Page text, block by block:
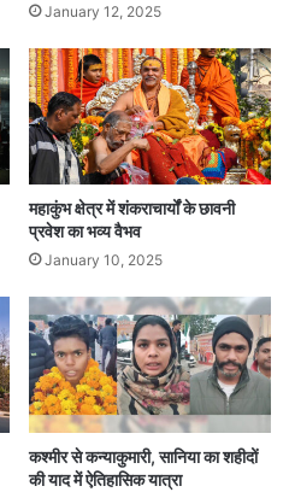
January 12, 2025
महाकुंभ क्षेत्र में शंकराचार्यों के छावनी
प्रवेश का भव्य वैभव
January 10, 2025
कश्मीर से कन्याकुमारी, सानिया का शहीदों
की याद में ऐतिहासिक यात्रा